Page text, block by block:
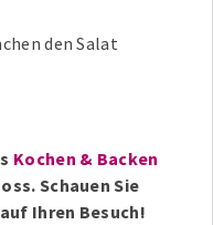
den Salat
Kochen & Backen
Schauen Sie
Ihren Besuch!